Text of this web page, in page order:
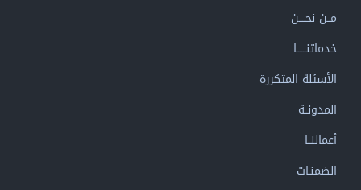
مــن نحــــن
خدماتنــــــا
الأسئلة المتكررة
المدونــة
أعمالنــا
الضمنـات